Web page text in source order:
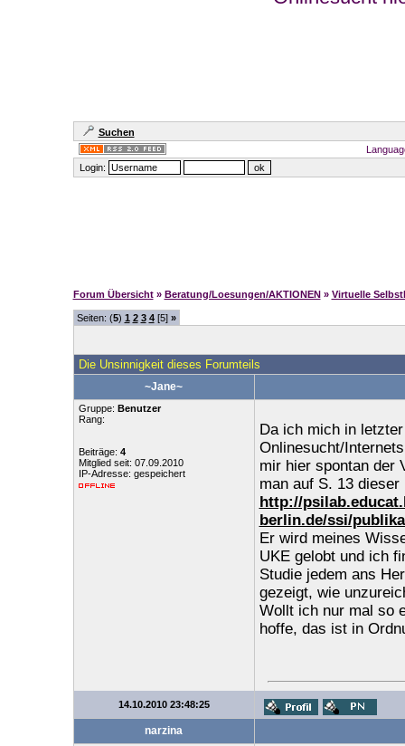
Suchen
Login:
Forum Übersicht » Beratung/Loesungen/AKTIONEN » Virtuelle
Seiten: (5) 1 2 3 4[5] »
Die Unsinnigkeit dieses Forumteils
~Jane~
Gruppe: Benutzer
Rang:
Beiträge: 4
Mitglied seit: 07.09.2010
IP-Adresse: gespeichert
Da ich mich in
Onlinesucht/
mir hier spontan der
man auf S. 13
http://
berlin.de/ssi/
Er wird meines
UKE gelobt und ich
Studie jedem ans
gezeigt, wie
Wollt ich nur mal so
hoffe, das ist in
14.10.2010 23:48:25
narzina